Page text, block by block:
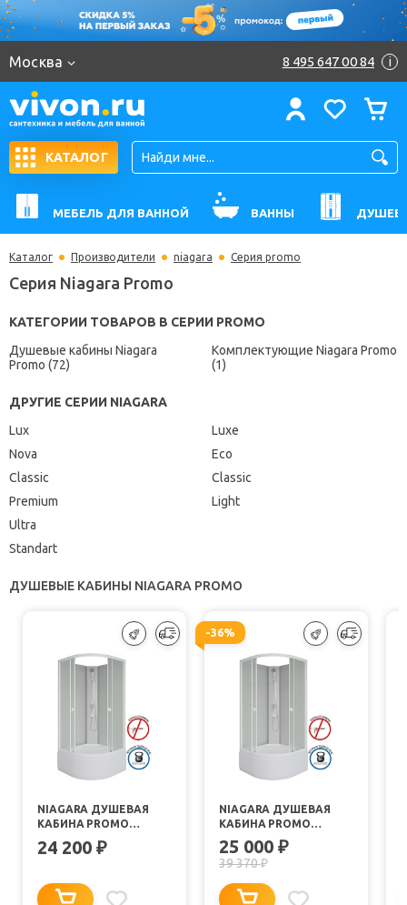
Москва 8 495 647 00 84 i
КАТАЛОГ
МЕБЕЛЬ ДЛЯ ВАННОЙ ВАННЫ
Каталог Производители niagara Серия promo
Серия Niagara Promo
КАТЕГОРИИ ТОВАРОВ В СЕРИИ PROMO
Душевые кабины Niagara
Promo (72)
Комплектующие Niagara Promo
(1)
ДРУГИЕ СЕРИИ NIAGARA
Lux
Nova
Classic
Luxe
Eco
Classic
Premium
Ultra
Standart
Light
ДУШЕВЫЕ КАБИНЫ NIAGARA PROMO
NIAGARA ДУШЕВАЯ
КАБИНА PROMO
P80/40/MT/BK
24 200 ₽
-36%
NIAGARA ДУШЕВАЯ
КАБИНА PROMO
P90/40/MT/BK
25 000 ₽
39 370₽